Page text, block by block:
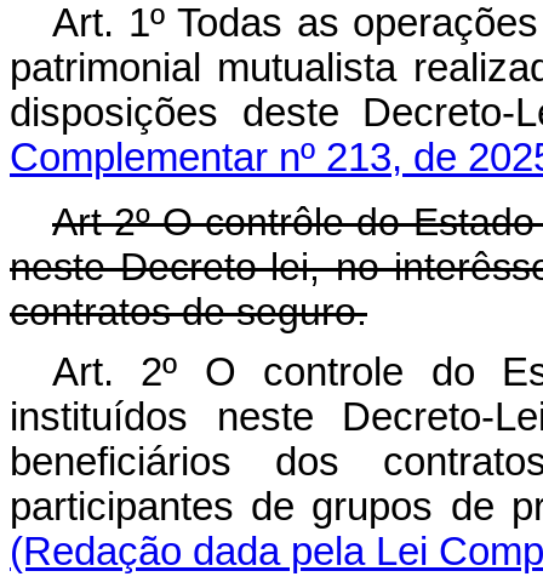
Art. 1º Todas as
patrimonial mutualista
disposições deste
Complementar nº 213, de
Art 2º O contrôle do
neste Decreto-lei, no
contratos de seguro.
Art. 2º O controle do
instituídos neste Decreto-
beneficiários dos
participantes de grupos
(Redação dada pela Lei